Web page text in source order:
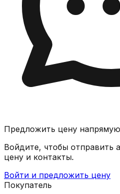
Предложить цену напрямую
Войдите, чтобы отправить
цену и контакты.
Войти и предложить цену
Покупатель